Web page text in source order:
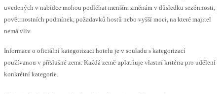
uvedených v nabídce mohou podléhat menším změnám v důsledku sezónnosti,
povětrnostních podmínek, požadavků hostů nebo vyšší moci, na které majitel
nemá vliv.
Informace o oficiální kategorizaci hotelu je v souladu s kategorizací
používanou v příslušné zemi. Každá země uplatňuje vlastní kritéria pro udělení
konkrétní kategorie.